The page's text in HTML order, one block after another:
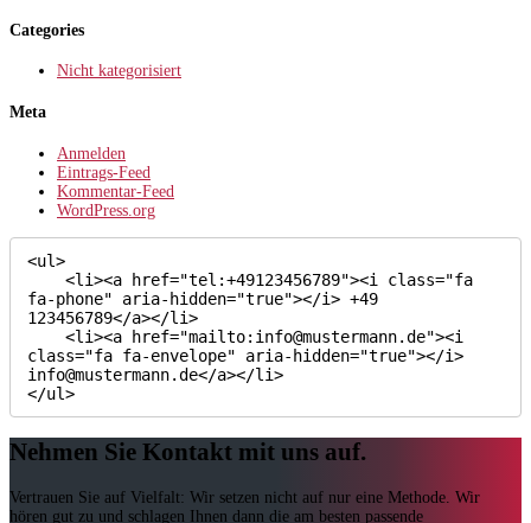
Categories
Nicht kategorisiert
Meta
Anmelden
Eintrags-Feed
Kommentar-Feed
WordPress.org
<ul>
fa-phone" aria-hidden="true"></i> +49
123456789</a></li>
class="fa fa-envelope" aria-hidden="true"></i>
info@mustermann.de</a></li>
</ul>
Nehmen Sie Kontakt mit uns auf.
Vertrauen Sie auf Vielfalt: Wir setzen nicht auf nur eine Methode. Wir
hören gut zu und schlagen Ihnen dann die am besten passende